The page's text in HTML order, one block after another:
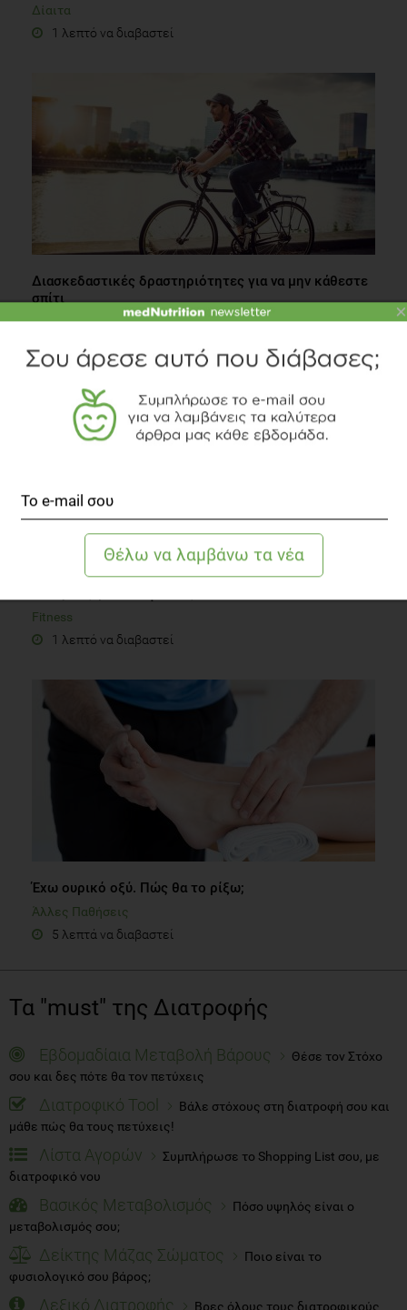
Δίαιτα
1 λεπτό να διαβαστεί
Διασκεδαστικές δραστηριότητες για να μην κάθεστε
σπίτι
Fitness
1 λεπτό να διαβαστεί
Fitness
1 λεπτό να διαβαστεί
Έχω ουρικό οξύ. Πώς θα το ρίξω;
Άλλες Παθήσεις
5 λεπτά να διαβαστεί
Τα "must" της Διατροφής
Εβδομαδίαια Μεταβολή Βάρους
Θέσε τον Στόχο
σου και δες πότε θα τον πετύχεις
Διατροφικό Tool
Βάλε στόχους στη διατροφή σου και
μάθε πώς θα τους πετύχεις!
Λίστα Αγορών
Συμπλήρωσε το Shopping List σου, με
διατροφικό νου
Βασικός Μεταβολισμός
Πόσο υψηλός είναι ο
μεταβολισμός σου;
Δείκτης Μάζας Σώματος
Ποιο είναι το
φυσιολογικό σου βάρος;
Λεξικό Διατροφής Βρες όλους τους διατροφικούς
×